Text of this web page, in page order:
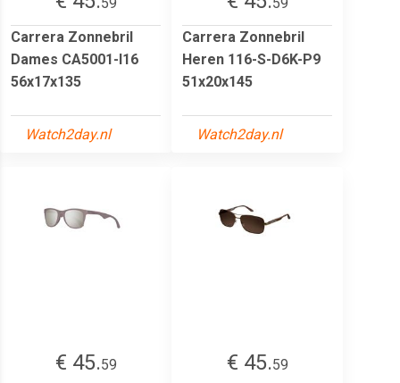
Carrera Zonnebril
Dames CA5001-I16
56x17x135
Watch2day.nl
Carrera Zonnebril
Heren 116-S-D6K-P9
51x20x145
Watch2day.nl
€ 45.59
€ 45.59